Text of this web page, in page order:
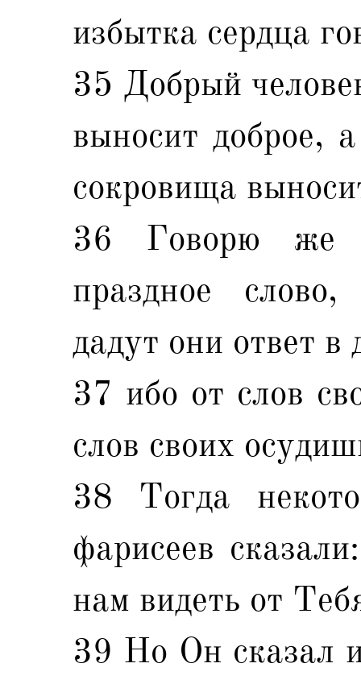
избытка сердца
35 Добрый
выносит доброе,
сокровища
36 Говорю же
праздное
дадут они ответ в
37 ибо от слов
слов своих
38 Тогда
фарисеев
нам видеть от
39 Но Он сказал